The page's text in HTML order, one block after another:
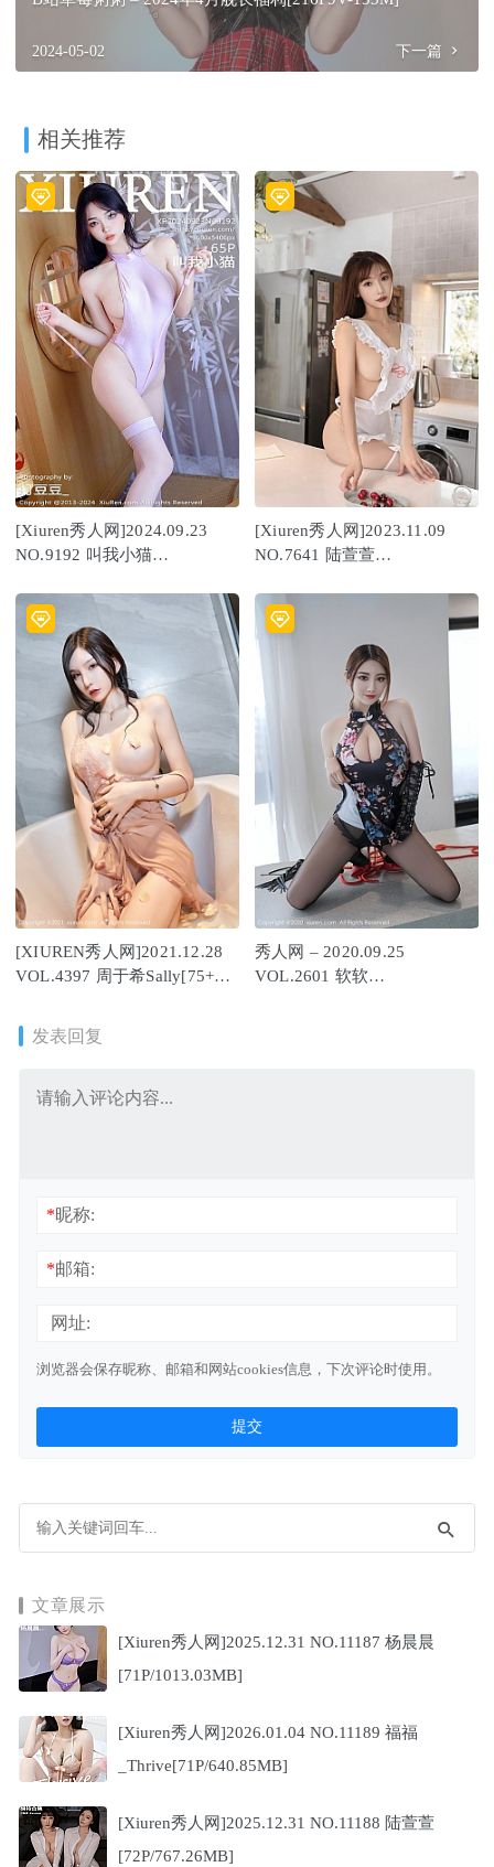
2024-05-02 下一篇
相关推荐
[Xiuren秀人网]2024.09.23
NO.9192 叫我小猫
[Xiuren秀人网]2023.11.09
NO.7641 陆萱萱
[XIUREN秀人网]2021.12.28
VOL.4397 周于希Sally[75+1P
秀人网 – 2020.09.25
VOL.2601 软软
发表回复
*昵称:
*邮箱:
网址:
浏览器会保存昵称、邮箱和网站cookies信息，下次评论时使用。
文章展示
[Xiuren秀人网]2025.12.31 NO.11187 杨晨晨
[71P/1013.03MB]
[Xiuren秀人网]2026.01.04 NO.11189 福福
_Thrive[71P/640.85MB]
[Xiuren秀人网]2025.12.31 NO.11188 陆萱萱
[72P/767.26MB]